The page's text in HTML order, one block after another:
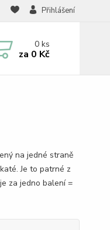
Přihlášení
0ks
za 0 Kč
na jedné straně
Je to patrné z
za jedno balení =